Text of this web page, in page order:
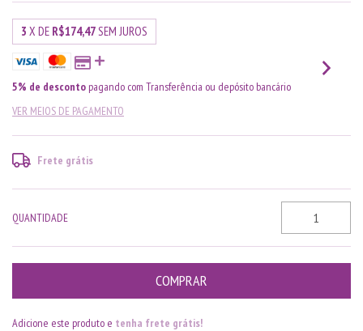
3 X DE R$174,47SEM JUROS
5% de desconto pagando com Transferência ou depósito bancário
VER MEIOS DE PAGAMENTO
Frete grátis
QUANTIDADE
Adicione este produto e tenha frete grátis!